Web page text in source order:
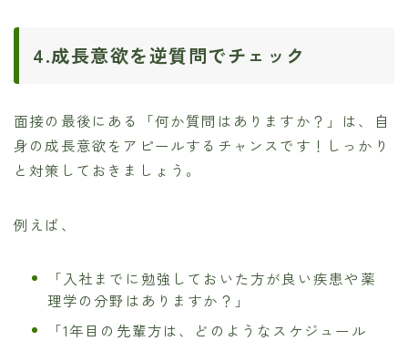
4.成長意欲を逆質問でチェック
面接の最後にある「何か質問はありますか？」は、自
身の成長意欲をアピールするチャンスです！しっかり
と対策しておきましょう。
例えば、
「入社までに勉強しておいた方が良い疾患や薬
理学の分野はありますか？」
「1年目の先輩方は、どのようなスケジュール